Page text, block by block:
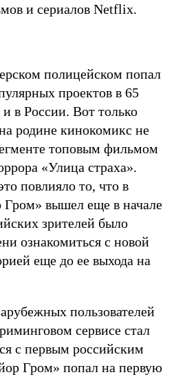
и сериалов Netflix.
полицейском попал
проектов в 65
в России. Вот только
родине кинокомикс не
топовым фильмом
«Улица страха».
повлияло то, что в
Гром» вышел еще в начале
зрителей было
ознакомиться с новой
еще до ее выхода на
пользователей
сервисе стал
с первым российским
Гром» попал на первую